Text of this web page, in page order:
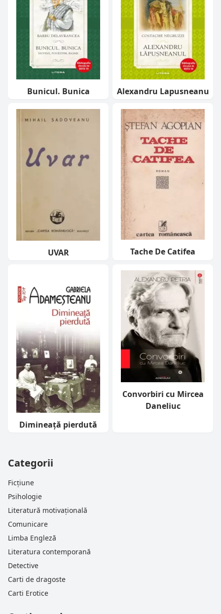
Bunicul. Bunica Alexandru Lapusneanu
UVAR Tache De Catifea
Dimineață pierdută
Convorbiri cu Mircea
Daneliuc
Categorii
Ficțiune
Psihologie
Literatură motivațională
Comunicare
Limba Engleză
Literatura contemporană
Detective
Carti de dragoste
Carti Erotice